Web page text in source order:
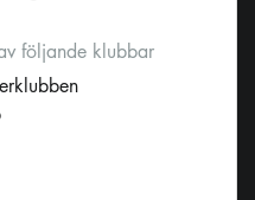
följande klubbar